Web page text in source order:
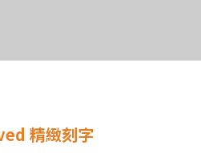
精緻刻字